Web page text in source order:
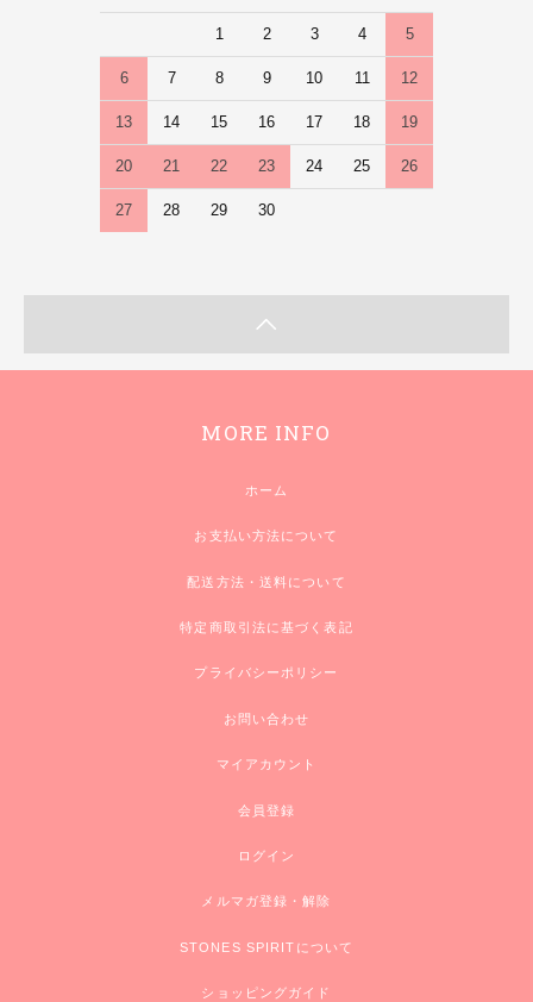
1 2 3 4 5
6 7 8 9 10 11 12
13 14 15 16 17 18 19
20 21 22 23 24 25 26
27 28 29 30
MORE INFO
ホーム
お支払い方法について
配送方法・送料について
特定商取引法に基づく表記
プライバシーポリシー
お問い合わせ
マイアカウント
会員登録
ログイン
メルマガ登録・解除
STONES SPIRITについて
ショッピングガイド